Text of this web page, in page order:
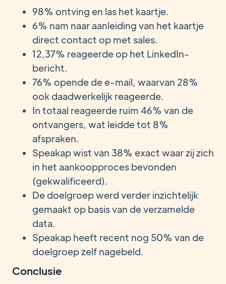
98% ontving en las het kaartje.
6% nam naar aanleiding van het kaartje
direct contact op met sales.
12,37% reageerde op het LinkedIn-
bericht.
76% opende de e-mail, waarvan 28%
ook daadwerkelijk reageerde.
In totaal reageerde ruim 46% van de
ontvangers, wat leidde tot 8%
afspraken.
Speakap wist van 38% exact waar zij zich
in het aankoopproces bevonden
(gekwalificeerd).
De doelgroep werd verder inzichtelijk
gemaakt op basis van de verzamelde
data.
Speakap heeft recent nog 50% van de
doelgroep zelf nagebeld.
Conclusie